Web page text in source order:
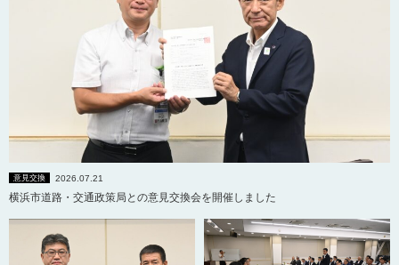
意見交換 2026.07.21
横浜市道路・交通政策局との意見交換会を開催しました